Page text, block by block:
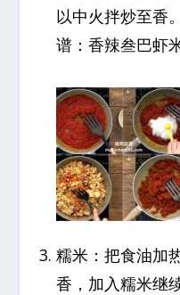
以中火拌炒至香
谱：香辣叁巴虾
糯米：把食油加
香，加入糯米继